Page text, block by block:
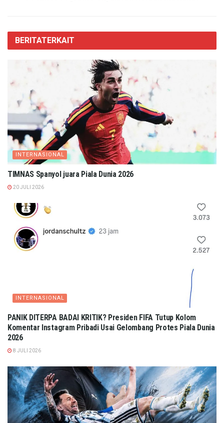
BERITATERKAIT
INTERNASIONAL
TIMNAS Spanyol juara Piala Dunia 2026
20 JULI 2026
INTERNASIONAL
PANIK DITERPA BADAI KRITIK? Presiden FIFA Tutup Kolom
Komentar Instagram Pribadi Usai Gelombang Protes Piala Dunia
2026
8 JULI 2026